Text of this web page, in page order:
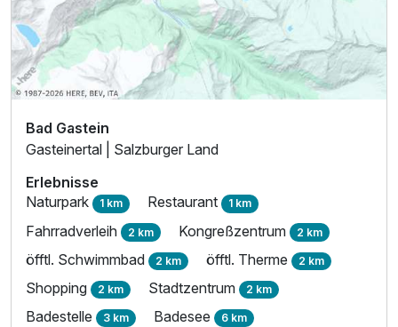
Bad Gastein
Gasteinertal | Salzburger Land
Erlebnisse
Naturpark 1 km Restaurant 1 km
Fahrradverleih 2 km Kongreßzentrum 2 km
öfftl. Schwimmbad 2 km öfftl. Therme 2 km
Shopping 2 km Stadtzentrum 2 km
Badestelle 3 km Badesee 6 km